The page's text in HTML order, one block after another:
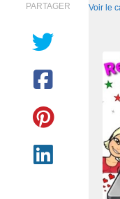
PARTAGER Voir le